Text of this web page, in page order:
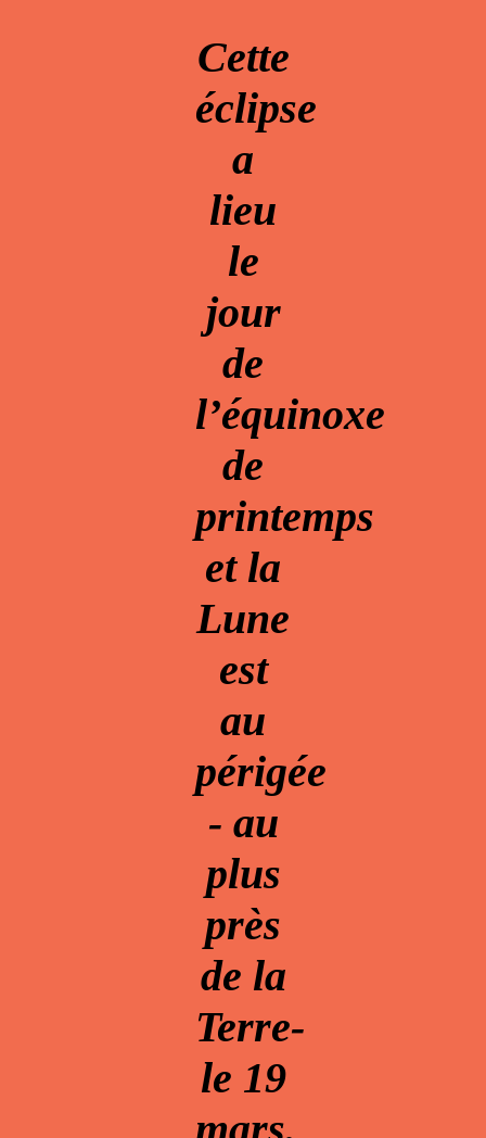
Cette
éclipse
a
lieu
le
jour
de
l’équinoxe
de
printemps
et la
Lune
est
au
périgée
- au
plus
près
de la
Terre-
le 19